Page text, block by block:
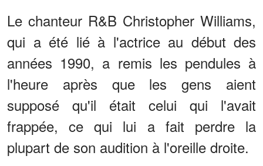
Le chanteur R&B Christopher Williams,
qui a été lié à l'actrice au début des
années 1990, a remis les pendules à
l'heure après que les gens aient
supposé qu'il était celui qui l'avait
frappée, ce qui lui a fait perdre la
plupart de son audition à l'oreille droite.